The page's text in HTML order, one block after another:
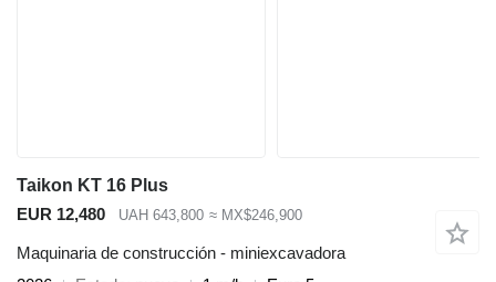
Taikon KT 16 Plus
EUR 12,480
UAH 643,800 ≈ MX$246,900
Maquinaria de construcción - miniexcavadora